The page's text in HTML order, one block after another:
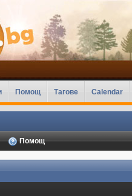
Помощ Тагове Calendar
Помощ